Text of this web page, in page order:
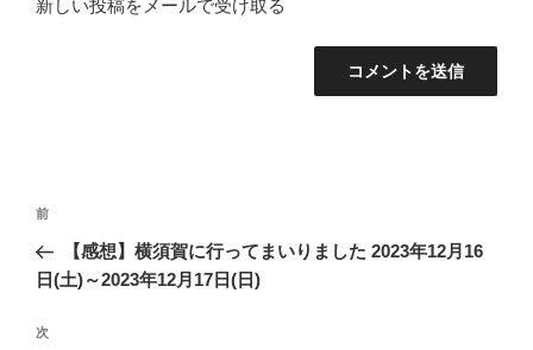
新しい投稿をメールで受け取る
投
ナ
ゲ
前
の
投
前
【感想】横須賀に行ってまいりました 2023年12月16
日(土)～2023年12月17日(日)
次
次